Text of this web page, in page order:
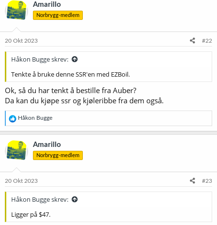
Amarillo
Norbrygg-medlem
20 Okt 2023 #22
Håkon Bugge skrev:
Tenkte å bruke denne SSR'en med EZBoil.
Ok, så du har tenkt å bestille fra Auber?
Da kan du kjøpe ssr og kjøleribbe fra dem også.
R
e
a
k
s
j
e
Håkon Bugge
Amarillo
Norbrygg-medlem
20 Okt 2023 #23
Håkon Bugge skrev:
Ligger på $47.